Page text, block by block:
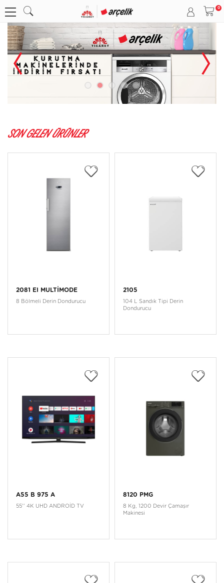
SON GELEN ÜRÜNLER
2081 EI MULTİMODE
8 Bölmeli Derin Dondurucu
2105
104 L Sandık Tipi Derin
Dondurucu
A55 B 975 A
55'' 4K UHD ANDROİD TV
8120 PMG
8 Kg, 1200 Devir Çamaşır
Makinesi